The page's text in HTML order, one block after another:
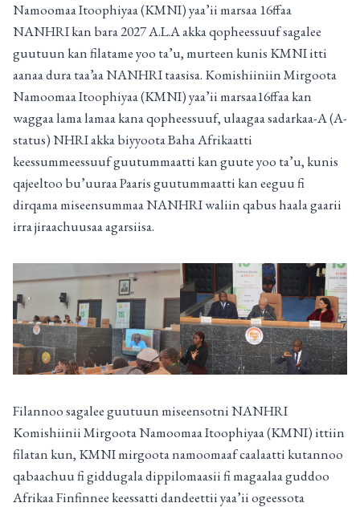
Namoomaa Itoophiyaa (KMNI) yaa’ii marsaa 16ffaa
NANHRI kan bara 2027 A.L.A akka qopheessuuf sagalee
guutuun kan filatame yoo ta’u, murteen kunis KMNI itti
aanaa dura taa’aa NANHRI taasisa. Komishiiniin Mirgoota
Namoomaa Itoophiyaa (KMNI) yaa’ii marsaa16ffaa kan
waggaa lama lamaa kana qopheessuuf, ulaagaa sadarkaa-A (A-
status) NHRI akka biyyoota Baha Afrikaatti
keessummeessuuf guutummaatti kan guute yoo ta’u, kunis
qajeeltoo bu’uuraa Paaris guutummaatti kan eeguu fi
dirqama miseensummaa NANHRI waliin qabus haala gaarii
irra jiraachuusaa agarsiisa.
Filannoo sagalee guutuun miseensotni NANHRI
Komishiinii Mirgoota Namoomaa Itoophiyaa (KMNI) ittiin
filatan kun, KMNI mirgoota namoomaaf caalaatti kutannoo
qabaachuu fi giddugala dippilomaasii fi magaalaa guddoo
Afrikaa Finfinnee keessatti dandeettii yaa’ii ogeessota